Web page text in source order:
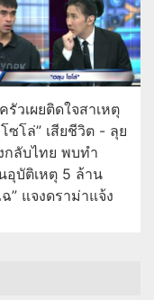
รัวเผยติดใจสาเหตุ
ซโล่” เสียชีวิต - ลุย
กลับไทย พบทำ
อุบัติเหตุ 5 ล้าน
” แจงดราม่าแจ้ง